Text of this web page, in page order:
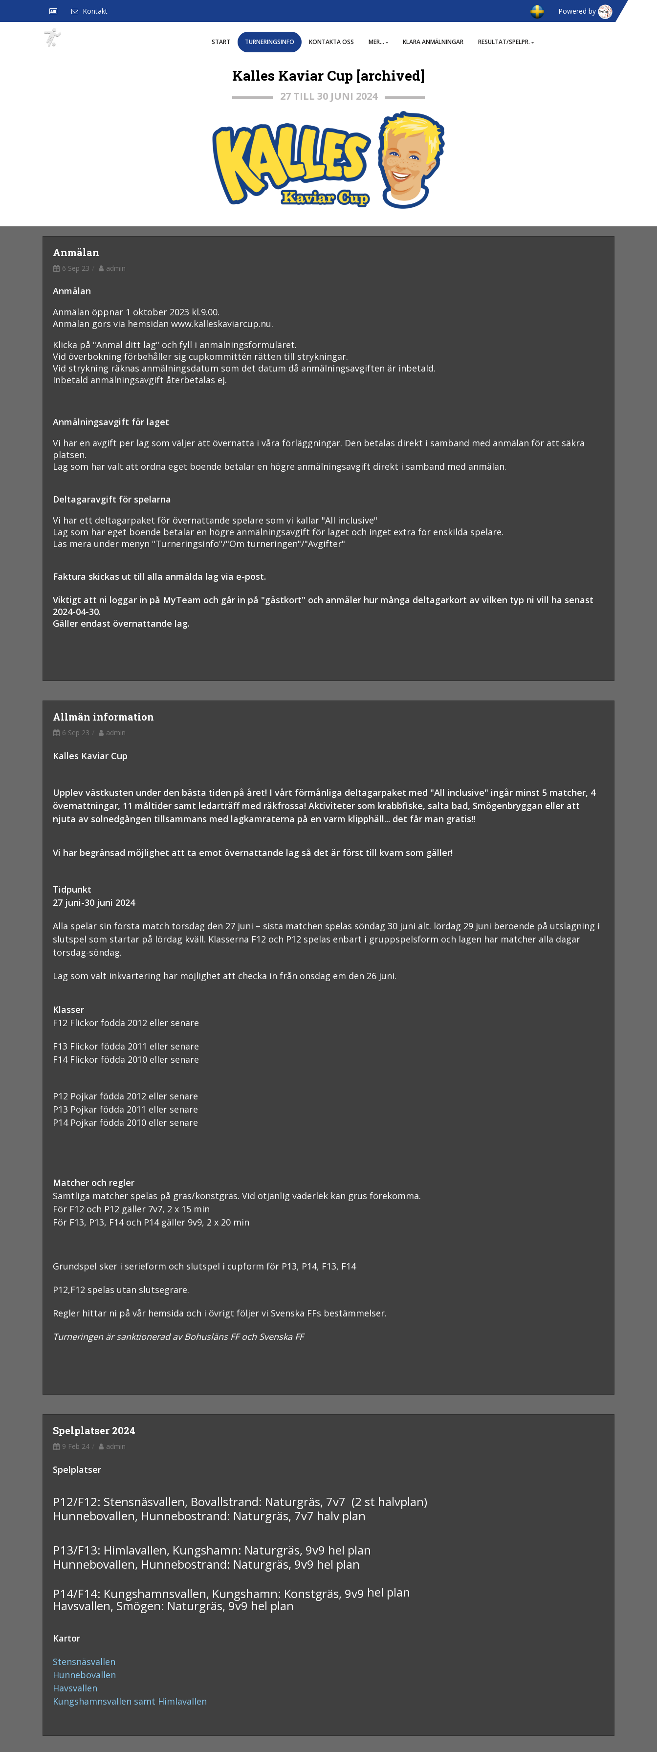
Kontakt Powered by
START TURNERINGSINFO KONTAKTA OSS MER... KLARA ANMÄLNINGAR RESULTAT/SPELPR.
Kalles Kaviar Cup [archived]
27 TILL 30 JUNI 2024
Anmälan
6 Sep 23 admin
Anmälan
Anmälan öppnar 1 oktober 2023 kl.9.00.
Anmälan görs via hemsidan www.kalleskaviarcup.nu.
Klicka på "Anmäl ditt lag" och fyll i anmälningsformuläret.
Vid överbokning förbehåller sig cupkommittén rätten till strykningar.
Vid strykning räknas anmälningsdatum som det datum då anmälningsavgiften är inbetald.
Inbetald anmälningsavgift återbetalas ej.
Anmälningsavgift för laget
Vi har en avgift per lag som väljer att övernatta i våra förläggningar. Den betalas direkt i samband med anmälan för att säkra
platsen.
Lag som har valt att ordna eget boende betalar en högre anmälningsavgift direkt i samband med anmälan.
Deltagaravgift för spelarna
Vi har ett deltagarpaket för övernattande spelare som vi kallar "All inclusive"
Lag som har eget boende betalar en högre anmälningsavgift för laget och inget extra för enskilda spelare.
Läs mera under menyn "Turneringsinfo"/"Om turneringen"/"Avgifter"
Faktura skickas ut till alla anmälda lag via e-post.
Viktigt att ni loggar in på MyTeam och går in på "gästkort" och anmäler hur många deltagarkort av vilken typ ni vill ha senast
2024-04-30.
Gäller endast övernattande lag.
Allmän information
6 Sep 23 admin
Kalles Kaviar Cup
Upplev västkusten under den bästa tiden på året! I vårt förmånliga deltagarpaket med "All inclusive" ingår minst 5 matcher, 4
övernattningar, 11 måltider samt ledarträff med räkfrossa! Aktiviteter som krabbfiske, salta bad, Smögenbryggan eller att
njuta av solnedgången tillsammans med lagkamraterna på en varm klipphäll... det får man gratis!!
Vi har begränsad möjlighet att ta emot övernattande lag så det är först till kvarn som gäller!
Tidpunkt
27 juni-30 juni 2024
Alla spelar sin första match torsdag den 27 juni – sista matchen spelas söndag 30 juni alt. lördag 29 juni beroende på utslagning i
slutspel som startar på lördag kväll. Klasserna F12 och P12 spelas enbart i gruppspelsform och lagen har matcher alla dagar
torsdag-söndag.
Lag som valt inkvartering har möjlighet att checka in från onsdag em den 26 juni.
Klasser
F12 Flickor födda 2012 eller senare
F13 Flickor födda 2011 eller senare
F14 Flickor födda 2010 eller senare
P12 Pojkar födda 2012 eller senare
P13 Pojkar födda 2011 eller senare
P14 Pojkar födda 2010 eller senare
Matcher och regler
Samtliga matcher spelas på gräs/konstgräs. Vid otjänlig väderlek kan grus förekomma.
För F12 och P12 gäller 7v7, 2 x 15 min
För F13, P13, F14 och P14 gäller 9v9, 2 x 20 min
Grundspel sker i serieform och slutspel i cupform för P13, P14, F13, F14
P12,F12 spelas utan slutsegrare.
Regler hittar ni på vår hemsida och i övrigt följer vi Svenska FFs bestämmelser.
Turneringen är sanktionerad av Bohusläns FF och Svenska FF
Spelplatser 2024
9 Feb 24 admin
Spelplatser
P12/F12: Stensnäsvallen, Bovallstrand: Naturgräs, 7v7 (2 st halvplan)
Hunnebovallen, Hunnebostrand: Naturgräs, 7v7 halv plan
P13/F13: Himlavallen, Kungshamn: Naturgräs, 9v9 hel plan
Hunnebovallen, Hunnebostrand: Naturgräs, 9v9 hel plan
P14/F14: Kungshamnsvallen, Kungshamn: Konstgräs, 9v9 hel plan
Havsvallen, Smögen: Naturgräs, 9v9 hel plan
Kartor
Stensnäsvallen
Hunnebovallen
Havsvallen
Kungshamnsvallen samt Himlavallen